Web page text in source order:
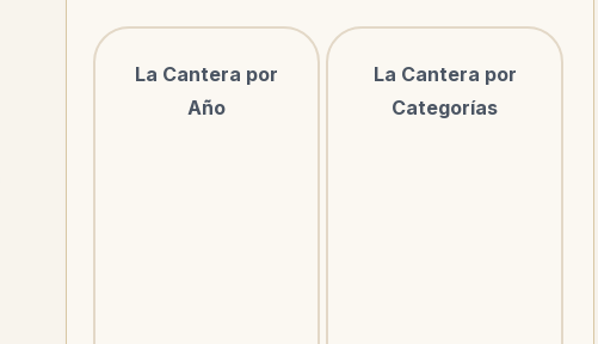
La Cantera por
Año
La Cantera por
Categorías